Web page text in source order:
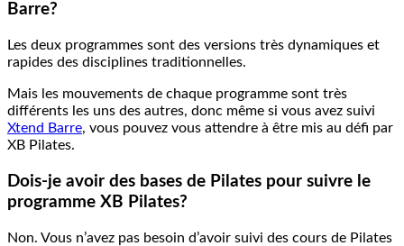
Barre?
Les deux programmes sont des versions très dynamiques et
rapides des disciplines traditionnelles.
Mais les mouvements de chaque programme sont très
différents les uns des autres, donc même si vous avez suivi
Xtend Barre, vous pouvez vous attendre à être mis au défi par
XB Pilates.
Dois-je avoir des bases de Pilates pour suivre le
programme XB Pilates?
Non. Vous n’avez pas besoin d’avoir suivi des cours de Pilates